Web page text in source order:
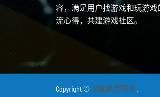
容，满足用户找游戏和玩游
流心得，共建游戏社区。
Copyright ©J9旗舰厅网址